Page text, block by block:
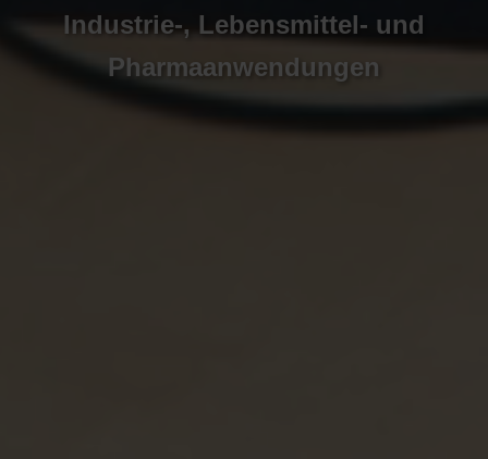
Industrie-, Lebensmittel- und
Pharmaanwendungen